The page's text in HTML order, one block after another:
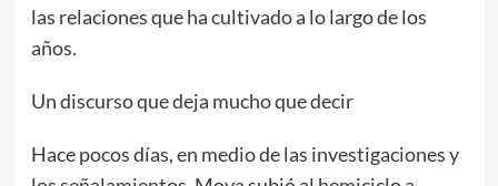
las relaciones que ha cultivado a lo largo de los
años.
Un discurso que deja mucho que decir
Hace pocos días, en medio de las investigaciones y